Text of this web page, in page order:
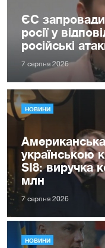
ЄС
росії у
російські
7 серпня 2026
НОВИНИ
українською
SI8: виручка
млн
7 серпня 2026
НОВИНИ